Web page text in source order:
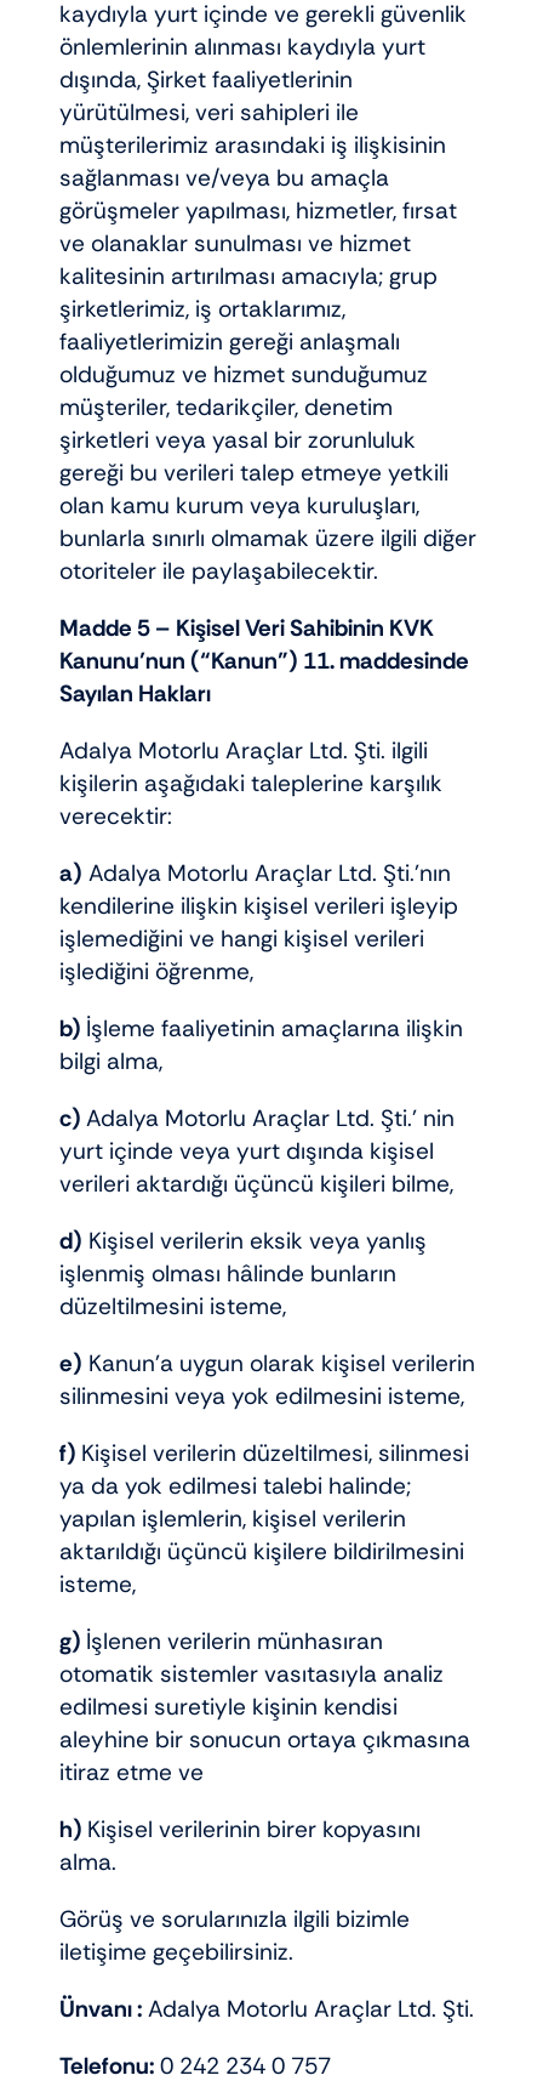
kaydıyla yurt içinde ve gerekli güvenlik
önlemlerinin alınması kaydıyla yurt
dışında, Şirket faaliyetlerinin
yürütülmesi, veri sahipleri ile
müşterilerimiz arasındaki iş ilişkisinin
sağlanması ve/veya bu amaçla
görüşmeler yapılması, hizmetler, fırsat
ve olanaklar sunulması ve hizmet
kalitesinin artırılması amacıyla; grup
şirketlerimiz, iş ortaklarımız,
faaliyetlerimizin gereği anlaşmalı
olduğumuz ve hizmet sunduğumuz
müşteriler, tedarikçiler, denetim
şirketleri veya yasal bir zorunluluk
gereği bu verileri talep etmeye yetkili
olan kamu kurum veya kuruluşları,
bunlarla sınırlı olmamak üzere ilgili diğer
otoriteler ile paylaşabilecektir.
Madde 5 – Kişisel Veri Sahibinin KVK
Kanunu’nun (“Kanun”) 11. maddesinde
Sayılan Hakları
Adalya Motorlu Araçlar Ltd. Şti. ilgili
kişilerin aşağıdaki taleplerine karşılık
verecektir:
a) Adalya Motorlu Araçlar Ltd. Şti.’nın
kendilerine ilişkin kişisel verileri işleyip
işlemediğini ve hangi kişisel verileri
işlediğini öğrenme,
b) İşleme faaliyetinin amaçlarına ilişkin
bilgi alma,
c)Adalya Motorlu Araçlar Ltd. Şti.’ nin
yurt içinde veya yurt dışında kişisel
verileri aktardığı üçüncü kişileri bilme,
d) Kişisel verilerin eksik veya yanlış
işlenmiş olması hâlinde bunların
düzeltilmesini isteme,
e) Kanun’a uygun olarak kişisel verilerin
silinmesini veya yok edilmesini isteme,
f) Kişisel verilerin düzeltilmesi, silinmesi
ya da yok edilmesi talebi halinde;
yapılan işlemlerin, kişisel verilerin
aktarıldığı üçüncü kişilere bildirilmesini
isteme,
g) İşlenen verilerin münhasıran
otomatik sistemler vasıtasıyla analiz
edilmesi suretiyle kişinin kendisi
aleyhine bir sonucun ortaya çıkmasına
itiraz etme ve
h) Kişisel verilerinin birer kopyasını
alma.
Görüş ve sorularınızla ilgili bizimle
iletişime geçebilirsiniz.
Ünvanı :Adalya Motorlu Araçlar Ltd. Şti.
Telefonu:0 242 234 0 757